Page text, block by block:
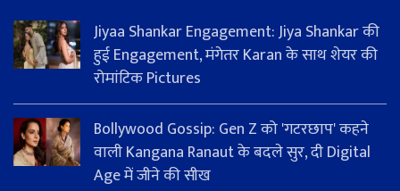
Jiyaa Shankar Engagement: Jiya Shankar की
हुई Engagement, मंगेतर Karan के साथ शेयर की
रोमांटिक Pictures
Bollywood Gossip: Gen Z को 'गटरछाप' कहने
वाली Kangana Ranaut के बदले सुर, दी Digital
Age में जीने की सीख